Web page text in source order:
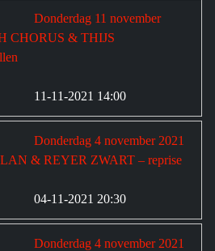
Donderdag 11 november
CHORUS & THIJS
11-11-2021 14:00
Donderdag 4 november 2021
& REYER ZWART – reprise
04-11-2021 20:30
Donderdag 4 november 2021